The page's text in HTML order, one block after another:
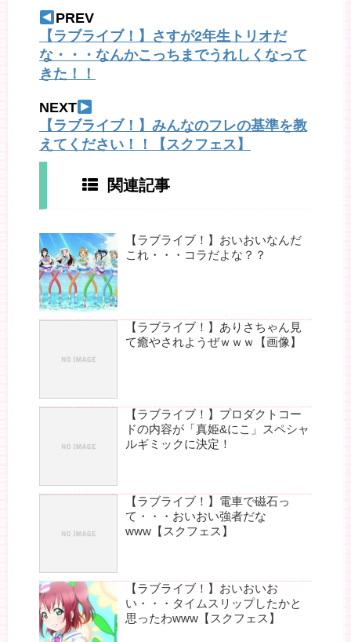
PREV
【ラブライブ！】さすが2年生トリオだ
な・・・なんかこっちまでうれしくなって
きた！！
NEXT
【ラブライブ！】みんなのフレの基準を教
えてください！！【スクフェス】
関連記事
【ラブライブ！】おいおいなんだ
これ・・・コラだよな？？
【ラブライブ！】ありさちゃん見
て癒やされようぜｗｗｗ【画像】
【ラブライブ！】プロダクトコー
ドの内容が「真姫&にこ」スペシャ
ルギミックに決定！
【ラブライブ！】電車で磁石っ
て・・・おいおい強者だな
www【スクフェス】
【ラブライブ！】おいおいお
い・・・タイムスリップしたかと
思ったわwww【スクフェス】